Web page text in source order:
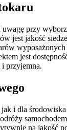
przy
jest jakość
jest
przyjemna.
i dla
na jakość